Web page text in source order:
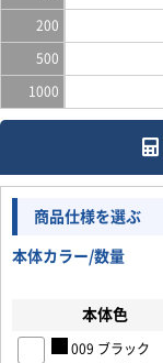
200
500
1000
商品仕様を選ぶ
本体カラー/数量
本体色
009 ブラック